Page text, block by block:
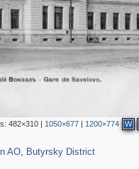
482×310 | 1050×677 | 1200×774 W
AO, Butyrsky District